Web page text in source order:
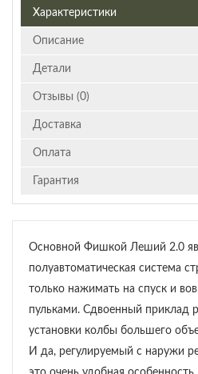
Характеристики
Описание
Детали
Отзывы (0)
Доставка
Оплата
Гарантия
Основной Фишкой Леший 2.0
полуавтоматическая система
только нажимать на спуск и
пульками. Сдвоенный приклад
установки колбы большего
И да, регулируемый с наружи